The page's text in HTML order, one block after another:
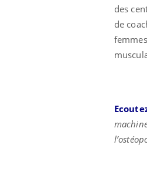
des
de
Insuline &
osait en
En 2026,